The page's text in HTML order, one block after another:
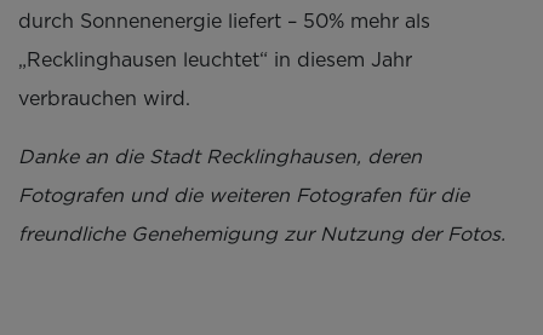
durch Sonnenenergie liefert – 50% mehr als
„Recklinghausen leuchtet“ in diesem Jahr
verbrauchen wird.
Danke an die Stadt Recklinghausen, deren
Fotografen und die weiteren Fotografen für die
freundliche Genehemigung zur Nutzung der Fotos.